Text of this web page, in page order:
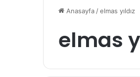
Anasayfa /elmas yıldız
elmas